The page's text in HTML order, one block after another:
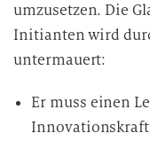
umzusetzen. Die
Initianten wird
untermauert:
Er muss einen